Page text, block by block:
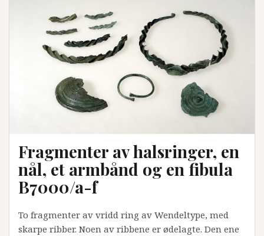
Fragmenter av halsringer, en
nål, et armbånd og en fibula
B7000/a-f
To fragmenter av vridd ring av Wendeltype, med
skarpe ribber. Noen av ribbene er ødelagte. Den ene